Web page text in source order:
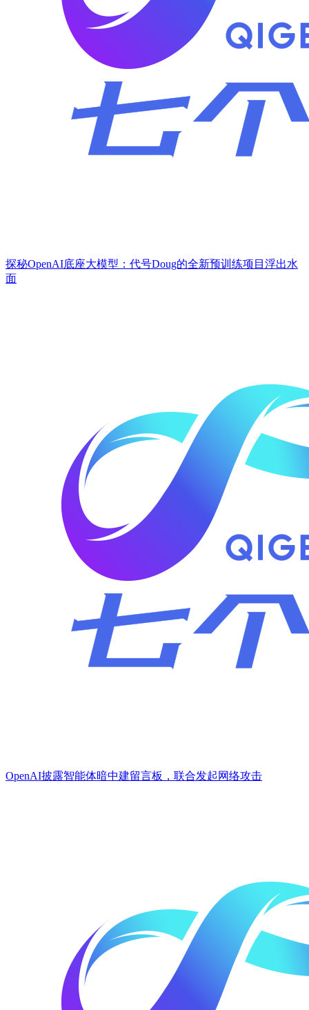
探秘OpenAI底座大模型：代号Doug的全新预训练项目浮出水
面
OpenAI披露智能体暗中建留言板，联合发起网络攻击